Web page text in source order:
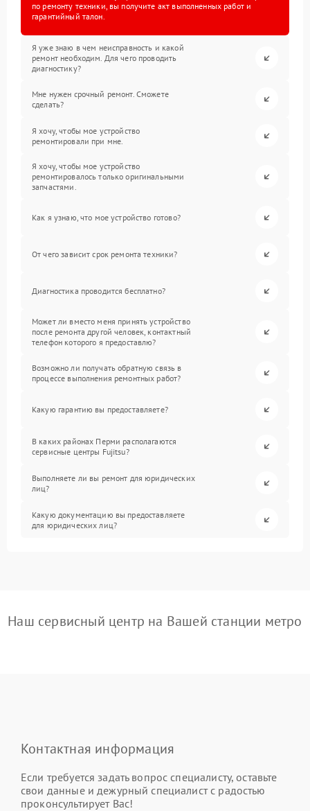
по ремонту техники, вы получите акт выполненных работ и
гарантийный талон.
Я уже знаю в чем неисправность и какой
ремонт необходим. Для чего проводить
диагностику?
Мне нужен срочный ремонт. Сможете
сделать?
Я хочу, чтобы мое устройство
ремонтировали при мне.
Я хочу, чтобы мое устройство
ремонтировалось только оригинальными
запчастями.
Как я узнаю, что мое устройство готово?
От чего зависит срок ремонта техники?
Диагностика проводится бесплатно?
Может ли вместо меня принять устройство
после ремонта другой человек, контактный
телефон которого я предоставлю?
Возможно ли получать обратную связь в
процессе выполнения ремонтных работ?
Какую гарантию вы предоставляете?
В каких районах Перми располагаются
сервисные центры Fujitsu?
Выполняете ли вы ремонт для юридических
лиц?
Какую документацию вы предоставляете
для юридических лиц?
Наш сервисный центр на Вашей станции метро
Контактная информация
Если требуется задать вопрос специалисту, оставьте
свои данные и дежурный специалист с радостью
проконсультирует Вас!